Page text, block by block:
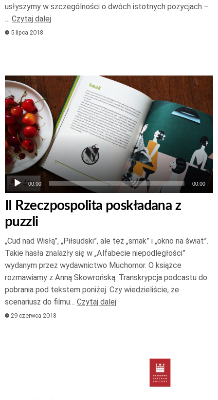
usłyszymy w szczególności o dwóch istotnych pozycjach –
… Czytaj dalej
5 lipca 2018
Odtwarzacz
plików
dźwiękowych
00:00 00:00
II Rzeczpospolita poskładana z
puzzli
„Cud nad Wisłą”, „Piłsudski”, ale też „smak” i „okno na świat”.
Takie hasła znalazły się w „Alfabecie niepodległości”
wydanym przez wydawnictwo Muchomor. O książce
rozmawiamy z Anną Skowrońską. Transkrypcja podcastu do
pobrania pod tekstem poniżej. Czy wiedzieliście, że
scenariusz do filmu… Czytaj dalej
29 czerwca 2018